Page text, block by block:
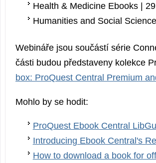
Health & Medicine Ebooks |
Humanities and Social
Webináře jsou součástí série
části budou představeny kolekce
box: ProQuest Central Premium
Mohlo by se hodit:
ProQuest Ebook Central
Introducing Ebook Central's
How to download a book for